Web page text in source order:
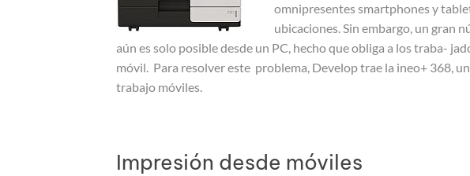
omnipresentes smartphones y
ubicaciones. Sin embargo, un gran
aún es solo posible desde un PC, hecho que obliga a los traba-
móvil. Para resolver este problema, Develop trae la ineo+ 368,
trabajo móviles.
Impresión desde móviles